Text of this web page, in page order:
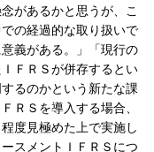
があるかと思うが、こ
の経過的な取り扱いで
義がある。」「現行の
ＦＲＳが併存するとい
るのかという新たな課
ＲＳを導入する場合、
度見極めた上で実施し
スメントＩＦＲＳにつ